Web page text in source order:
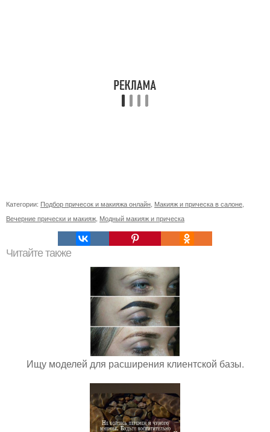
Категории: Подбор причесок и макияжа онлайн Макияж и прическа в салоне
Вечерние прически и макияж Модный макияж и прическа
Читайте также
Ищу моделей для расширения клиентской базы.